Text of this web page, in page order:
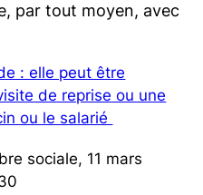
par tout moyen, avec
: elle peut être
de reprise ou une
ou le salarié
sociale, 11 mars